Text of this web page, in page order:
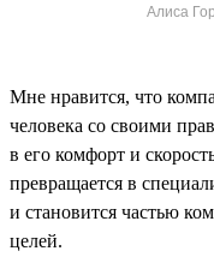
Алиса
Мне нравится, что
человека со своими
в его комфорт и
превращается в
и становится частью
целей.